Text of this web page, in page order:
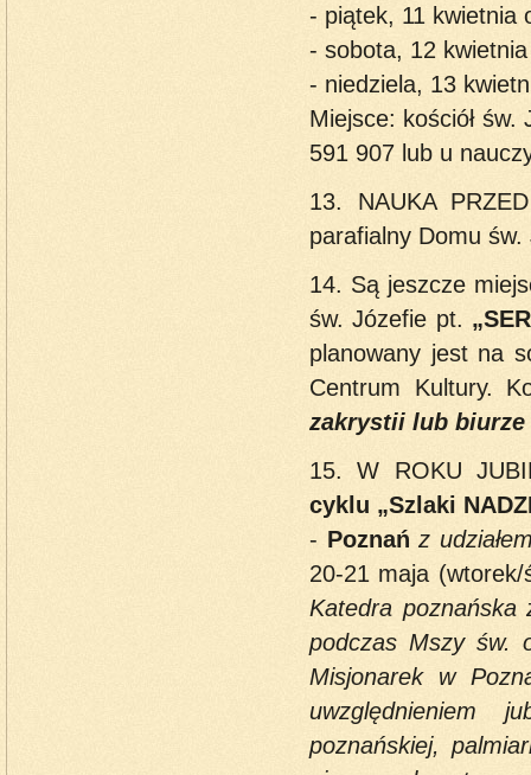
- piątek, 11 kwietnia
- sobota, 12
- niedziela, 13
Miejsce: kościół
591 907 lub u
13. NAUKA
parafialny Domu św.
14. Są jeszcze
św. Józefie pt.
planowany jest na
Centrum Kultury.
zakrystii lub
15. W ROKU
cyklu „Szlaki
- Poznań z
20-21 maja
Katedra poznańska
podczas Mszy św.
Misjonarek w
uwzględnieniem
poznańskiej,